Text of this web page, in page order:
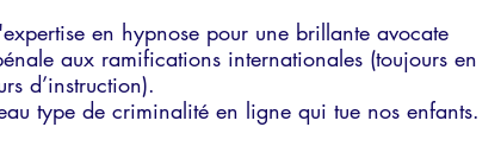
en hypnose pour une brillante avocate
aux ramifications internationales (toujours en
d’instruction).
type de criminalité en ligne qui tue nos enfants.